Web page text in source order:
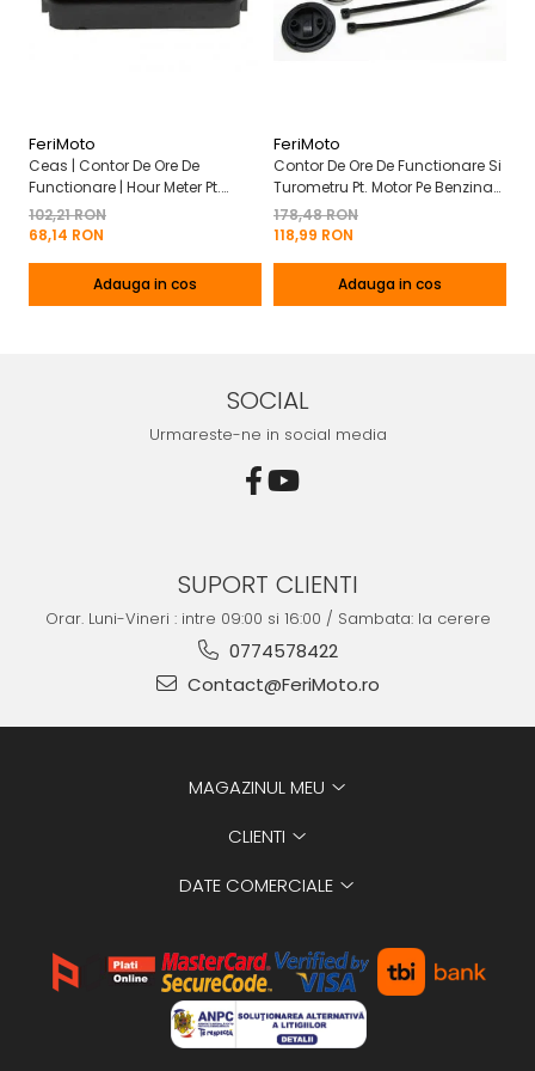
Marca: Motoare-rachetă
FeriMoto
Ceas | Contor De Ore De
Functionare | Hour Meter Pt.
Motor Pe Benzina 2T | 4T
102,21 RON
68,14 RON
Adauga in cos
FeriMoto
Contor De Ore De Functionare Si
Turometru Pt. Motor Pe Benzina
2T | 4T Cu Capac De Baterie
178,48 RON
118,99 RON
Adauga in cos
SOCIAL
Urmareste-ne in social media
SUPORT CLIENTI
Orar. Luni-Vineri : intre 09:00 si 16:00 / Sambata: la cerere
0774578422
Contact@FeriMoto.ro
MAGAZINUL MEU
CLIENTI
DATE COMERCIALE